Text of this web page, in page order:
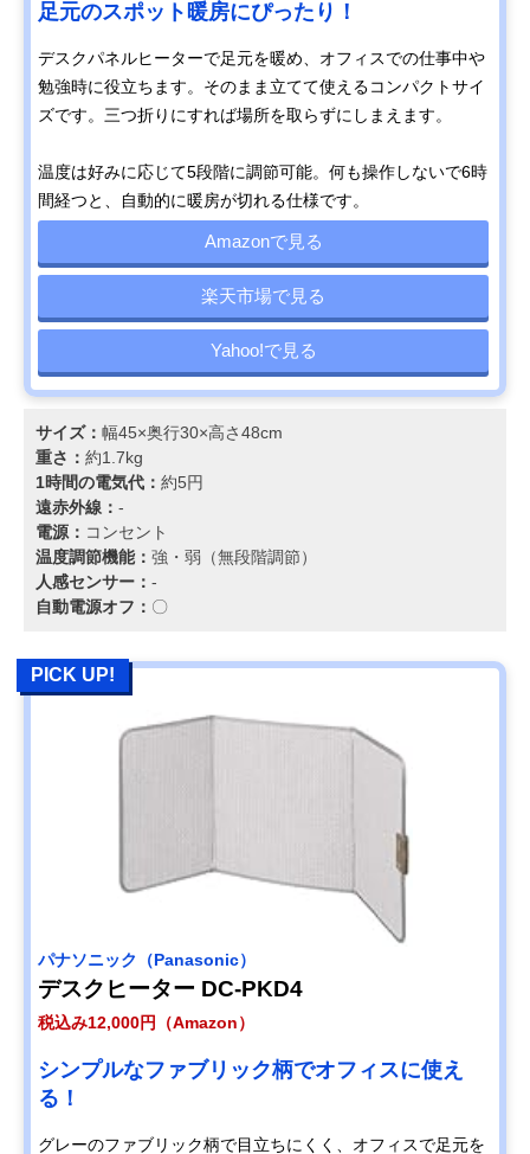
足元のスポット暖房にぴったり！
デスクパネルヒーターで足元を暖め、オフィスでの仕事中や
勉強時に役立ちます。そのまま立てて使えるコンパクトサイ
ズです。三つ折りにすれば場所を取らずにしまえます。
温度は好みに応じて5段階に調節可能。何も操作しないで6時
間経つと、自動的に暖房が切れる仕様です。
Amazonで見る
楽天市場で見る
Yahoo!で見る
サイズ： 幅45×奥行30×高さ48cm
重さ： 約1.7kg
1時間の電気代： 約5円
遠赤外線： -
電源： コンセント
温度調節機能： 強・弱（無段階調節）
人感センサー： -
自動電源オフ： 〇
PICK UP!
パナソニック（Panasonic）
デスクヒーター DC-PKD4
税込み12,000円（Amazon）
シンプルなファブリック柄でオフィスに使え
る！
グレーのファブリック柄で目立ちにくく、オフィスで足元を